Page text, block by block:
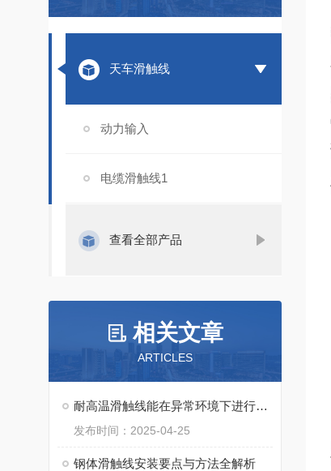
天车滑触线
动力输入
电缆滑触线1
查看全部产品
相关文章
ARTICLES
耐高温滑触线能在异常环境下进行电力传输
发布时间：2025-04-25
钢体滑触线安装要点与方法全解析​